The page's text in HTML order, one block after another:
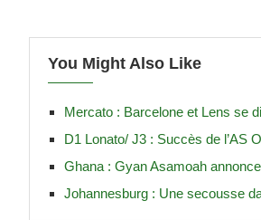
You Might Also Like
Mercato : Barcelone et Lens se
D1 Lonato/ J3 : Succès de l’AS
Ghana : Gyan Asamoah
Johannesburg : Une secousse